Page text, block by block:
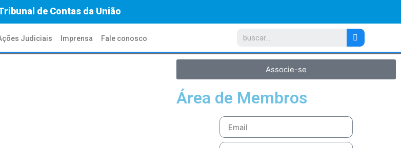
de Contas da União
Judiciais Imprensa Fale conosco
Associe-se
Área de Membros